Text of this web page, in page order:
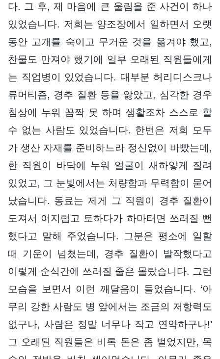
다. 그 후, 제 마음에 큰 울림을 준 사건이 하나
있었습니다. 저희는 양조장에서 일하면서 오랫
동안 고개를 숙이고 무거운 것을 옮겨야 했고,
찬물도 만져야 했기에 일부 오래된 직원들에게
는 직업병이 있었습니다. 대부분 허리디스크나
류머티즘, 경추 질환 등을 앓았고, 심각한 경우
침상에 누워 꼼짝 못 하며 생활조차 스스로 할
수 없는 사람도 있었습니다. 한번은 저희 모두
가 생산 자재를 준비하느라 정신없이 바빴는데,
한 직원이 바닥에 누워 얼굴이 새하얗게 질려
있었고, 그 눈빛에서는 처량함과 무력함이 묻어
났습니다. 동료는 제게 그 직원이 경추 질환이
도져서 어지럽고 토하다가 하마터면 쓰러질 뻔
했다고 말해 주었습니다. 그분은 평소에 일할
때 기운이 넘쳤는데, 경추 질환이 발작했다고
이렇게 순식간에 쓰러질 줄은 몰랐습니다. 그런
모습을 보면서 이런 깨달음이 들었습니다. ‘아
무리 강한 사람도 병 앞에서는 조금의 저항력도
없구나, 사람은 정말 너무나 작고 연약하구나!’
그 오래된 직원들은 비록 돈은 좀 벌었지만, 목